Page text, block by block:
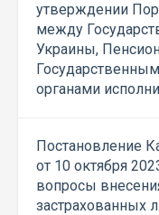
утверждении
между
Украины,
органами
Постановление
от 10 октября
вопросы
застрахованных